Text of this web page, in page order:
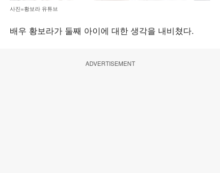
사진=황보라 유튜브
배우 황보라가 둘째 아이에 대한 생각을 내비쳤다.
ADVERTISEMENT